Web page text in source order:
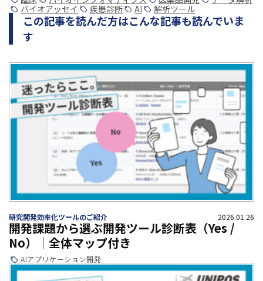
バイオアッセイ
疾患診断 AI 解析ツール
この記事を読んだ方はこんな記事も読んでいま
す
研究開発効率化ツールのご紹介 2026.01.26
開発課題から選ぶ開発ツール診断表（Yes /
No）｜全体マップ付き
AIアプリケーション開発